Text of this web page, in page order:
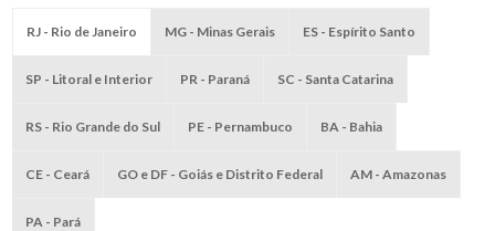
RJ - Rio de Janeiro MG - Minas Gerais ES - Espírito Santo
SP - Litoral e Interior PR - Paraná SC - Santa Catarina
RS - Rio Grande do Sul PE - Pernambuco BA - Bahia
CE - Ceará GO e DF - Goiás e Distrito Federal AM - Amazonas
PA - Pará